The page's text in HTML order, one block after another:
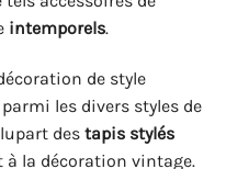
intemporels.
de style
les divers styles de
des tapis stylés
à la décoration vintage.